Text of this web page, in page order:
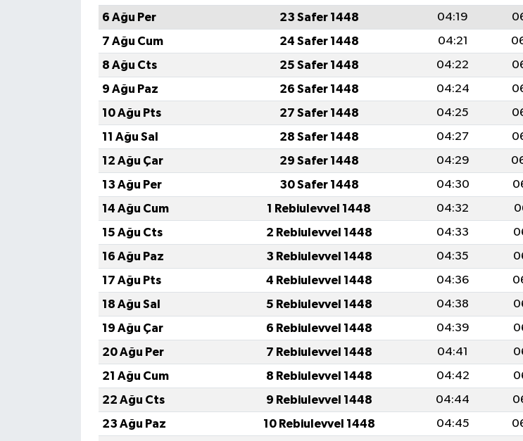
6 Ağu Per
23 Safer 1448 04:19
7 Ağu Cum
24 Safer 1448 04:21
8 Ağu Cts
25 Safer 1448 04:22
9 Ağu Paz
26 Safer 1448 04:24
10 Ağu Pts
27 Safer 1448 04:25
11 Ağu Sal
28 Safer 1448 04:27
12 Ağu Çar
29 Safer 1448 04:29
13 Ağu Per
30 Safer 1448 04:30
14 Ağu Cum
1 Rebiulevvel 1448 04:32
15 Ağu Cts
2 Rebiulevvel 1448 04:33
16 Ağu Paz
3 Rebiulevvel 1448 04:35
17 Ağu Pts
4 Rebiulevvel 1448 04:36
18 Ağu Sal
5 Rebiulevvel 1448 04:38
19 Ağu Çar
6 Rebiulevvel 1448 04:39
20 Ağu Per
7 Rebiulevvel 1448 04:41
21 Ağu Cum
8 Rebiulevvel 1448 04:42
22 Ağu Cts
9 Rebiulevvel 1448 04:44
23 Ağu Paz
10 Rebiulevvel 1448 04:45